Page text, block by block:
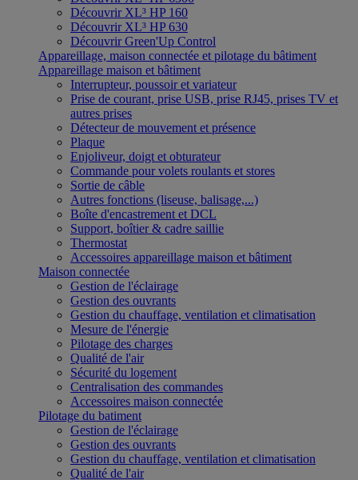
Découvrir XL³ HP 160
Découvrir XL³ HP 630
Découvrir Green'Up Control
Appareillage, maison connectée et pilotage du bâtiment
Appareillage maison et bâtiment
Interrupteur, poussoir et variateur
Prise de courant, prise USB, prise RJ45, prises TV et
autres prises
Détecteur de mouvement et présence
Plaque
Enjoliveur, doigt et obturateur
Commande pour volets roulants et stores
Sortie de câble
Autres fonctions (liseuse, balisage,...)
Boîte d'encastrement et DCL
Support, boîtier & cadre saillie
Thermostat
Accessoires appareillage maison et bâtiment
Maison connectée
Gestion de l'éclairage
Gestion des ouvrants
Gestion du chauffage, ventilation et climatisation
Mesure de l'énergie
Pilotage des charges
Qualité de l'air
Sécurité du logement
Centralisation des commandes
Accessoires maison connectée
Pilotage du batiment
Gestion de l'éclairage
Gestion des ouvrants
Gestion du chauffage, ventilation et climatisation
Qualité de l'air